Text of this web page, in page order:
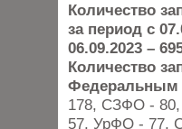
Количество
за период с
06.09.2023 –
Количество
Федеральным
178, СЗФО -
57, УрФО - 77,